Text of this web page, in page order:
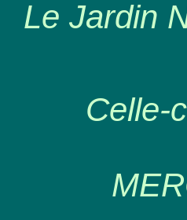
Le Jardin
Celle-